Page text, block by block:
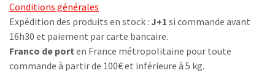
Conditions générales
Expédition des produits en stock : J+1 si commande avant
16h30 et paiement par carte bancaire.
Franco de port en France métropolitaine pour toute
commande à partir de 100€ et inférieure à 5 kg.